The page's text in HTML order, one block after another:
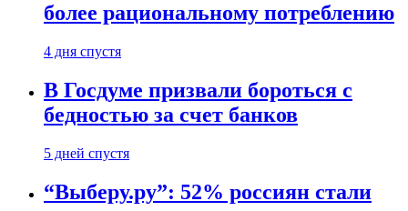
более рациональному потреблению
4 дня спустя
В Госдуме призвали бороться с
бедностью за счет банков
5 дней спустя
“Выберу.ру”: 52% россиян стали